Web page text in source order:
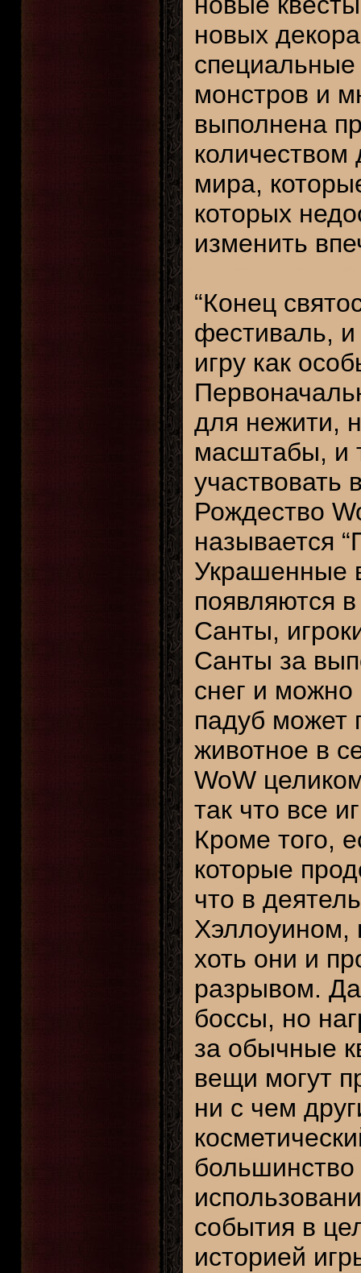
новых
монстров и
выполнена
мира,
которых
изменить
“Конец
фестиваль,
игру как
для нежити,
масштабы, и
участвовать
Рождество
называется
Украшенные
появляются
Санты,
Санты за
снег и
падуб может
животное в
WoW
так что все
Кроме того,
которые
что в
Хэллоуином,
хоть они и
разрывом.
боссы, но
за обычные
вещи могут
ни с чем
события в
историей